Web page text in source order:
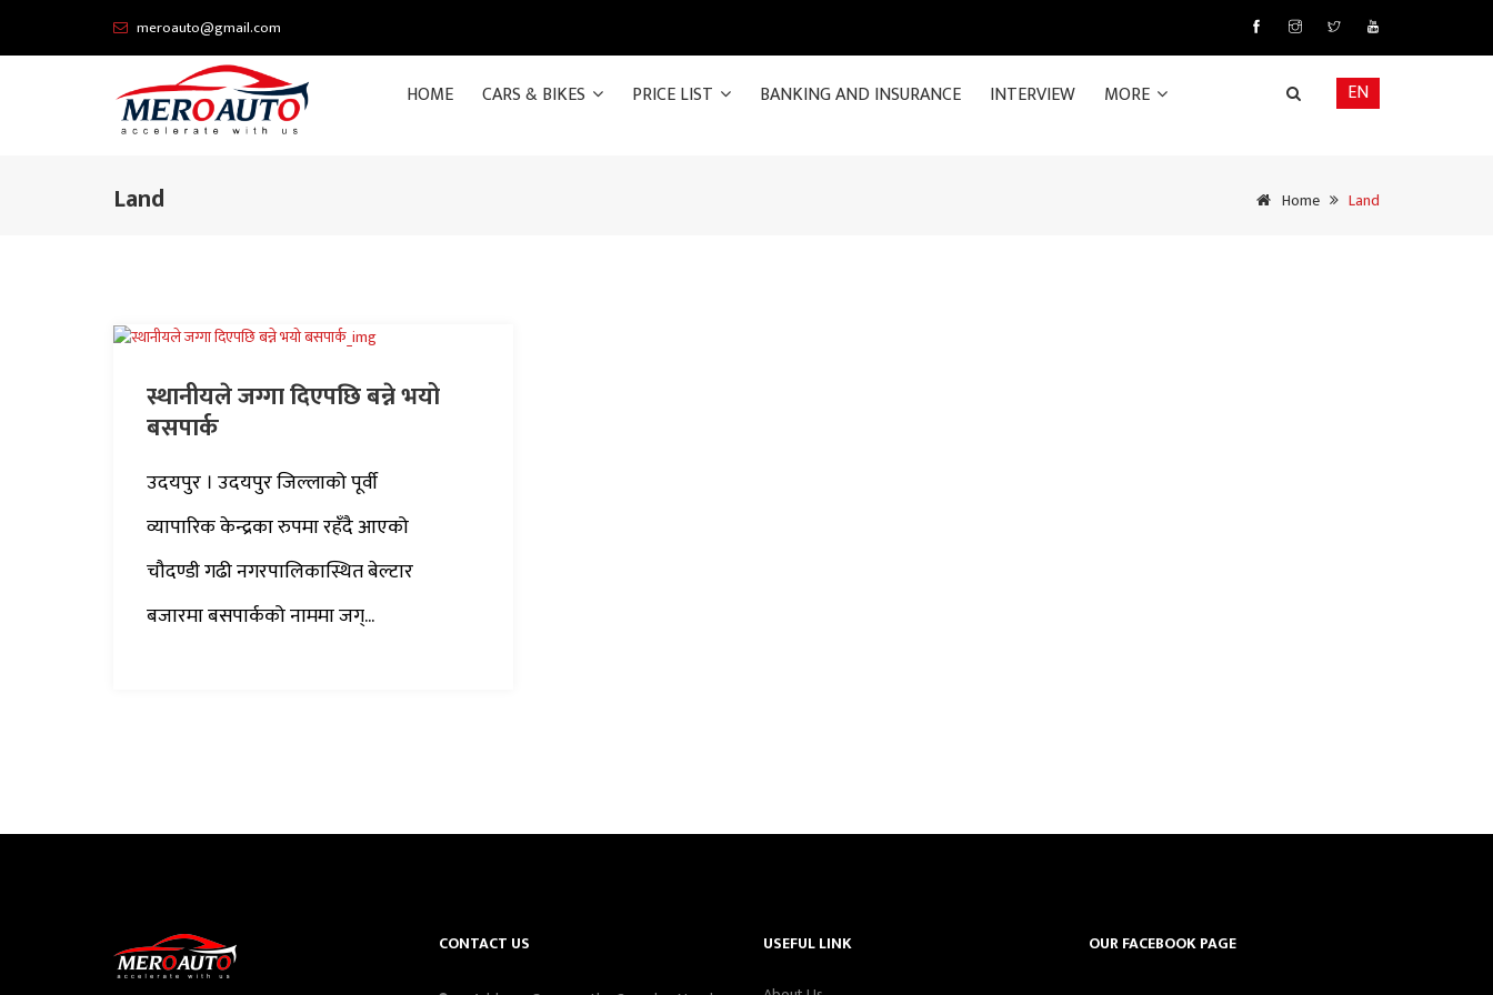
meroauto@gmail.com
HOME CARS & BIKES PRICE LIST BANKING AND INSURANCE INTERVIEW MORE EN
Land Home Land
स्थानीयले जग्गा दिएपछि बन्ने भयो
बसपार्क
उदयपुर । उदयपुर जिल्लाको पूर्वी
व्यापारिक केन्द्रका रुपमा रहँदै आएको
चौदण्डी गढी नगरपालिकास्थित बेल्टार
बजारमा बसपार्कको नाममा जग्...
CONTACT US
USEFUL LINK
OUR FACEBOOK PAGE